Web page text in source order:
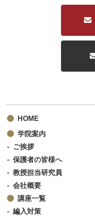
HOME
学院案内
ご挨拶
保護者の皆様へ
教授担当研究員
会社概要
講座一覧
編入対策